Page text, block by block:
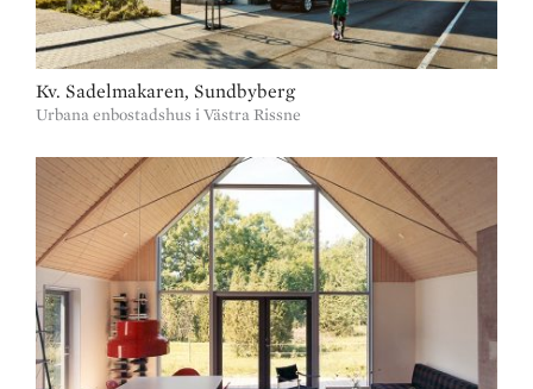
Kv. Sadelmakaren, Sundbyberg
Urbana enbostadshus i Västra Rissne